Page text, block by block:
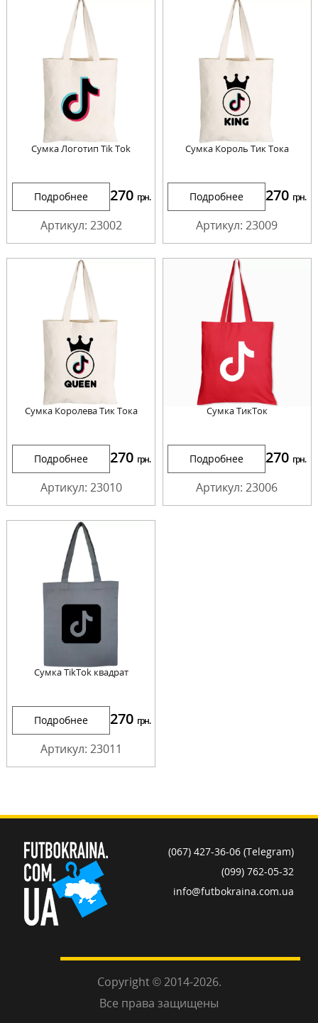
Сумка Логотип Tik Tok
Подробнее 270 грн.
Артикул: 23002
Сумка Король Тик Тока
Подробнее 270 грн.
Артикул: 23009
Сумка Королева Тик Тока
Подробнее 270 грн.
Артикул: 23010
Сумка ТикТок
Подробнее 270 грн.
Артикул: 23006
Сумка TikTok квадрат
Подробнее 270 грн.
Артикул: 23011
(067) 427-36-06 (Telegram)
(099) 762-05-32
info@futbokraina.com.ua
Copyright © 2014-2026.
Все права защищены